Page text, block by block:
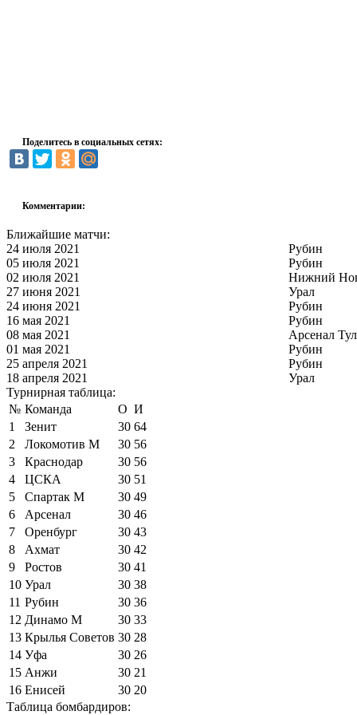
Поделитесь в социальных сетях:
Комментарии:
Ближайшие матчи:
24 июля 2021
Рубин
05 июля 2021
Рубин
02 июля 2021
Нижний
27 июня 2021
Урал
24 июня 2021
Рубин
16 мая 2021
Рубин
08 мая 2021
Арсенал
01 мая 2021
Рубин
25 апреля 2021
Рубин
18 апреля 2021
Урал
Турнирная таблица:
№ Команда О И
1
Зенит 30 64
2
Локомотив М 30 56
3
Краснодар 30 56
4
ЦСКА 30 51
5
Спартак М 30 49
6
Арсенал 30 46
7
Оренбург 30 43
8
Ахмат 30 42
9
Ростов 30 41
10 Урал 30 38
11 Рубин 30 36
12 Динамо М 30 33
13 Крылья Советов 30 28
14 Уфа 30 26
15 Анжи 30 21
16 Енисей 30 20
Таблица бомбардиров: